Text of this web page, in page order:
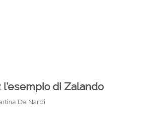
di Zalando
De Nardi